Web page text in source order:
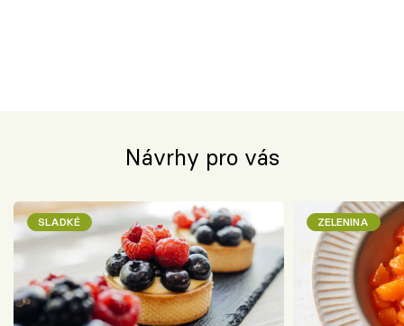
Návrhy pro vás
SLADKÉ ZELENINA